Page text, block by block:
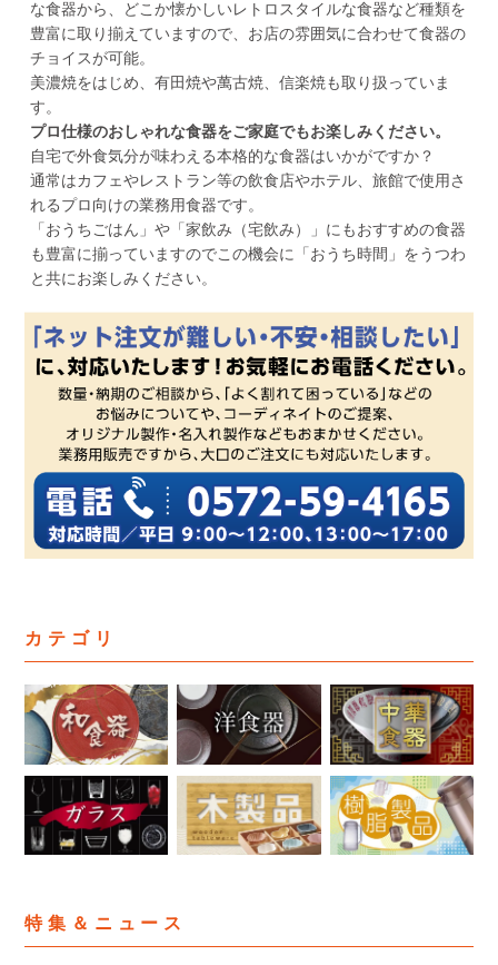
な食器から、どこか懐かしいレトロスタイルな食器など種類を
豊富に取り揃えていますので、お店の雰囲気に合わせて食器の
チョイスが可能。
美濃焼をはじめ、有田焼や萬古焼、信楽焼も取り扱っていま
す。
プロ仕様のおしゃれな食器をご家庭でもお楽しみください。
自宅で外食気分が味わえる本格的な食器はいかがですか？
通常はカフェやレストラン等の飲食店やホテル、旅館で使用さ
れるプロ向けの業務用食器です。
「おうちごはん」や「家飲み（宅飲み）」にもおすすめの食器
も豊富に揃っていますのでこの機会に「おうち時間」をうつわ
と共にお楽しみください。
カテゴリ
特集＆ニュース